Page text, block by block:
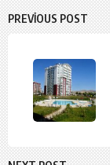
PREVIOUS POST